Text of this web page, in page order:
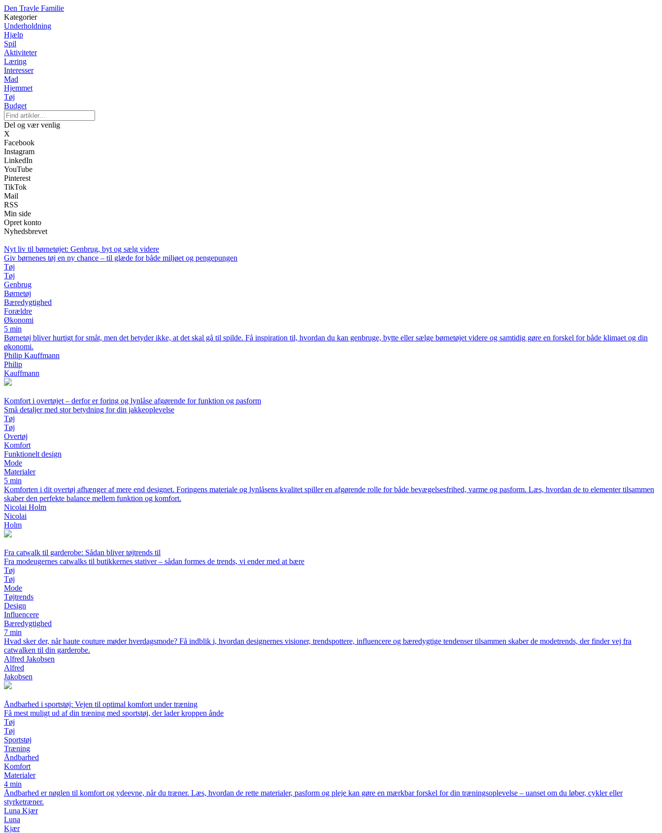
Den Travle Familie
Kategorier
Underholdning
Hjælp
Spil
Aktiviteter
Læring
Interesser
Mad
Hjemmet
Tøj
Budget
Del og vær venlig
X
Facebook
Instagram
LinkedIn
YouTube
Pinterest
TikTok
Mail
RSS
Min side
Opret konto
Nyhedsbrevet
Nyt liv til børnetøjet: Genbrug, byt og sælg videre
Giv børnenes tøj en ny chance – til glæde for både miljøet og pengepungen
Tøj
Tøj
Genbrug
Børnetøj
Bæredygtighed
Forældre
Økonomi
5 min
Børnetøj bliver hurtigt for småt, men det betyder ikke, at det skal gå til spilde. Få inspiration til, hvordan du kan genbruge, bytte eller sælge børnetøjet videre og samtidig gøre en forskel for både klimaet og din
økonomi.
Philip Kauffmann
Philip
Kauffmann
Komfort i overtøjet – derfor er foring og lynlåse afgørende for funktion og pasform
Små detaljer med stor betydning for din jakkeoplevelse
Tøj
Tøj
Overtøj
Komfort
Funktionelt design
Mode
Materialer
5 min
Komforten i dit overtøj afhænger af mere end designet. Foringens materiale og lynlåsens kvalitet spiller en afgørende rolle for både bevægelsesfrihed, varme og pasform. Læs, hvordan de to elementer tilsammen
skaber den perfekte balance mellem funktion og komfort.
Nicolai Holm
Nicolai
Holm
Fra catwalk til garderobe: Sådan bliver tøjtrends til
Fra modeugernes catwalks til butikkernes stativer – sådan formes de trends, vi ender med at bære
Tøj
Tøj
Mode
Tøjtrends
Design
Influencere
Bæredygtighed
7 min
Hvad sker der, når haute couture møder hverdagsmode? Få indblik i, hvordan designernes visioner, trendspottere, influencere og bæredygtige tendenser tilsammen skaber de modetrends, der finder vej fra
catwalken til din garderobe.
Alfred Jakobsen
Alfred
Jakobsen
Åndbarhed i sportstøj: Vejen til optimal komfort under træning
Få mest muligt ud af din træning med sportstøj, der lader kroppen ånde
Tøj
Tøj
Sportstøj
Træning
Åndbarhed
Komfort
Materialer
4 min
Åndbarhed er nøglen til komfort og ydeevne, når du træner. Læs, hvordan de rette materialer, pasform og pleje kan gøre en mærkbar forskel for din træningsoplevelse – uanset om du løber, cykler eller
styrketræner.
Luna Kjær
Luna
Kjær